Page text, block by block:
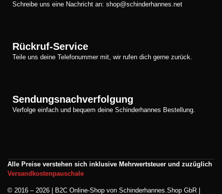
Schreibe uns eine Nachricht an: shop@schinderhannes.net
Rückruf-Service
Teile uns deine Telefonummer mit, wir rufen dich gerne zurück.
Sendungsnachverfolgung
Verfolge einfach und bequem deine Schinderhannes Bestellung.
Alle Preise verstehen sich inklusive Mehrwertsteuer und zuzüglich
Versandkostenpauschale
© 2016 – 2026 | B2C Online-Shop von Schinderhannes.Shop GbR |